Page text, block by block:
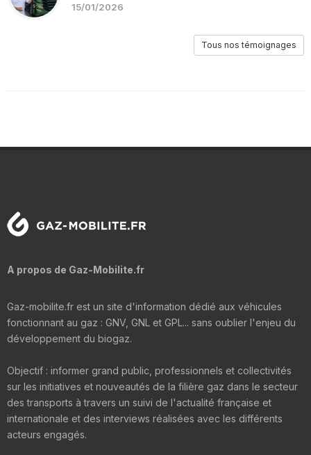
15/01/2026
Tous nos témoignages
A propos de Gaz-Mobilite.fr
Gaz-mobilite.fr est un site d'information dédié aux véhicules
fonctionnant au gaz : GNV, GNL et GPL... sans oublier l'enjeu du
développement du biogaz.
Objectif : informer grand public, professionnels et collectivités
sur les initiatives et nouveautés de la filière gaz dans le secteur
des transports à travers un suivi de l'actualité française et
internationale et des interviews réalisées avec les différents
acteurs engagés.